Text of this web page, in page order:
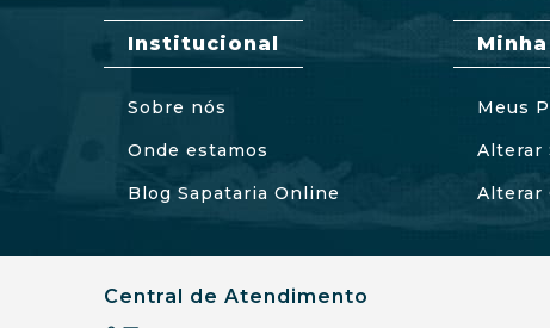
Institucional
Sobre nós
Onde estamos
Blog Sapataria Online
Meus
Alterar
Alterar
Central de Atendimento